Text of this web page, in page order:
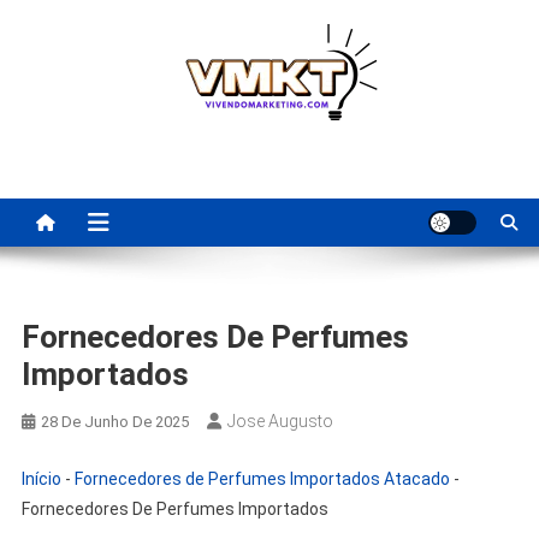
Para Revenda | Vivendo
Marketing
Fornecedores De Perfumes
Importados
28 De Junho De 2025 Jose Augusto
Início - Fornecedores de Perfumes Importados Atacado -
Fornecedores De Perfumes Importados